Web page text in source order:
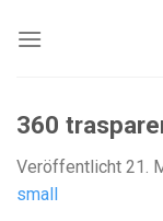
Inhalt
360
Veröffentlicht 21.
small